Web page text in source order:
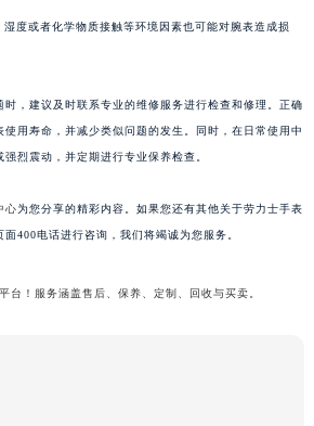
度或者化学物质接触等环境因素也可能对腕表造成损
，建议及时联系专业的维修服务进行检查和修理。正确
用寿命，并减少类似问题的发生。同时，在日常使用中
烈震动，并定期进行专业保养检查。
心为您分享的精彩内容。如果您还有其他关于劳力士手表
400电话进行咨询，我们将竭诚为您服务。